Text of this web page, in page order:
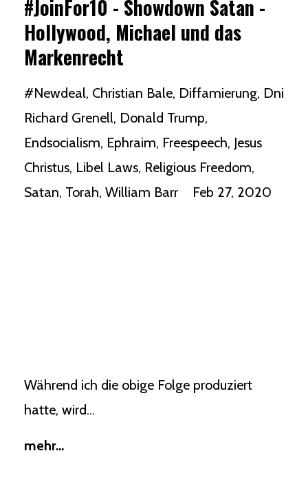
#JoinFor10 - Showdown Satan -
Hollywood, Michael und das
Markenrecht
#newdeal Christian Bale Diffamierung Dni
Richard Grenell Donald Trump
Endsocialism Ephraim Freespeech Jesus
Christus Libel Laws Religious Freedom
Satan Torah William Barr Feb 27, 2020
Während ich die obige Folge produziert
hatte, wird...
mehr...